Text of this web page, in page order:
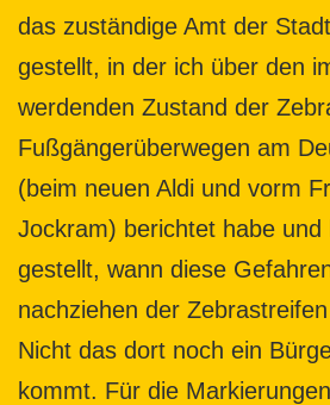
das zuständige Amt der
gestellt, in der ich über den
werdenden Zustand der
Fußgängerüberwegen am
(beim neuen Aldi und vorm
Jockram) berichtet habe und
gestellt, wann diese
nachziehen der
Nicht das dort noch ein
kommt. Für die